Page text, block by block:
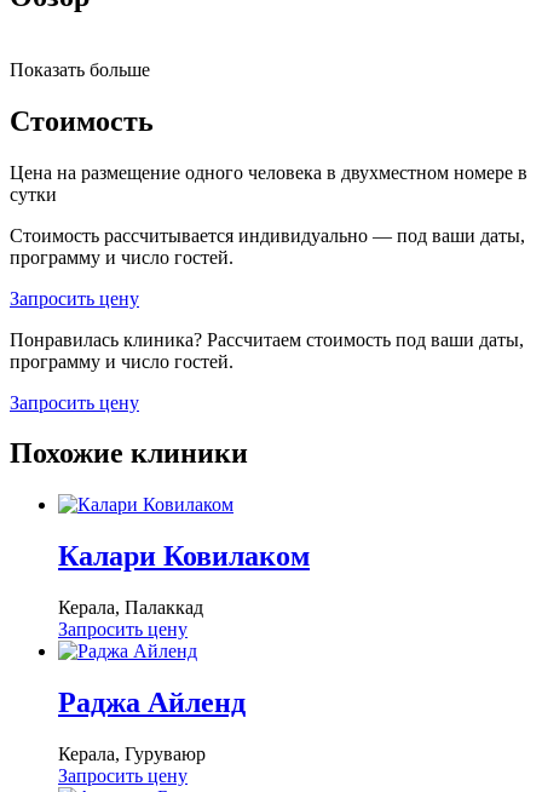
Показать больше
Стоимость
Цена на размещение одного человека в двухместном номере в
сутки
Стоимость рассчитывается индивидуально — под ваши даты,
программу и число гостей.
Запросить цену
Понравилась клиника? Рассчитаем стоимость под ваши даты,
программу и число гостей.
Запросить цену
Похожие клиники
Калари Ковилаком
Керала, Палаккад
Запросить цену
Раджа Айленд
Керала, Гуруваюр
Запросить цену